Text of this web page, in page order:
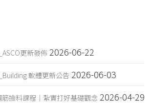
更新發佈 2026-06-22
軟體更新公告 2026-06-03
筋撿料課程｜紮實打好基礎觀念 2026-04-29